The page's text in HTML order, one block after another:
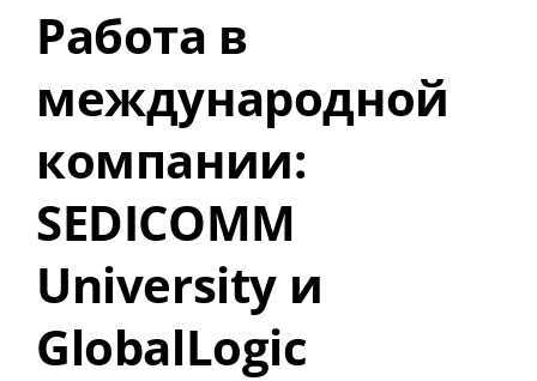
Работа в
международной
компании:
SEDICOMM
University и
GlobalLogic